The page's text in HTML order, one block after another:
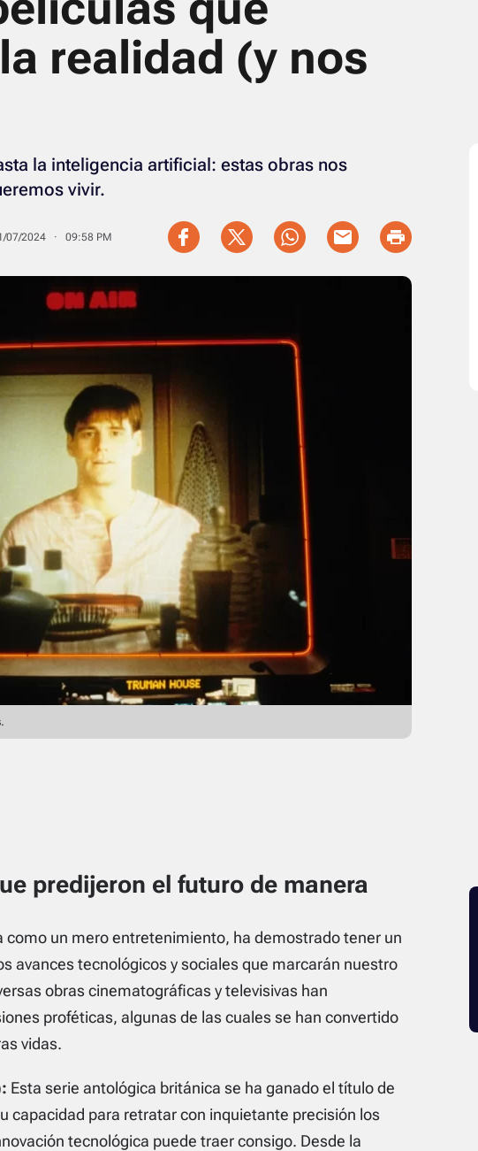
realidad (y nos
la inteligencia artificial: estas obras nos
vivir.
07/2024 · 09:58 PM
predijeron el futuro de manera
como un mero entretenimiento, ha demostrado tener un
avances tecnológicos y sociales que marcarán nuestro
obras cinematográficas y televisivas han
proféticas, algunas de las cuales se han convertido
vidas.
Esta serie antológica británica se ha ganado el título de
capacidad para retratar con inquietante precisión los
tecnológica puede traer consigo. Desde la